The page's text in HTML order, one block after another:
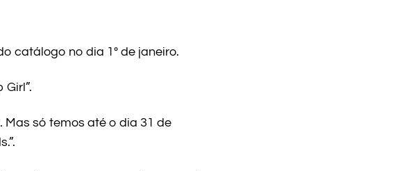
catálogo no dia 1º de janeiro.
só temos até o dia 31 de